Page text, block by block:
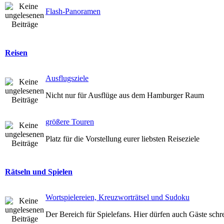
Flash-Panoramen
Reisen
Ausflugsziele
Nicht nur für Ausflüge aus dem Hamburger Raum
größere Touren
Platz für die Vorstellung eurer liebsten Reiseziele
Rätseln und Spielen
Wortspielereien, Kreuzworträtsel und Sudoku
Der Bereich für Spielefans. Hier dürfen auch Gäste